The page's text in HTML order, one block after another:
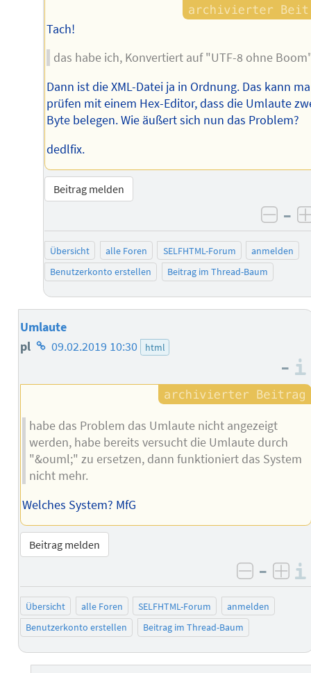
Tach!
das habe ich, Konvertiert auf "UTF-8 ohne
Dann ist die XML-Datei ja in Ordnung. Das kann
prüfen mit einem Hex-Editor, dass die Umlaute
Byte belegen. Wie äußert sich nun das Problem?
dedlfix.
Beitrag melden
–
Übersicht alle Foren SELFHTML-Forum
anmelden
Benutzerkonto erstellen
Beitrag im Thread-Baum
Umlaute
pl Homepage
Autors
09.02.2019 10:30 html
–
habe das Problem das Umlaute nicht angezeigt
werden, habe bereits versucht die Umlaute durch
"&ouml;" zu ersetzen, dann funktioniert das System
nicht mehr.
Welches System? MfG
Beitrag melden
negativ
–
Übersicht alle Foren SELFHTML-Forum
anmelden
Benutzerkonto erstellen
Beitrag im Thread-Baum